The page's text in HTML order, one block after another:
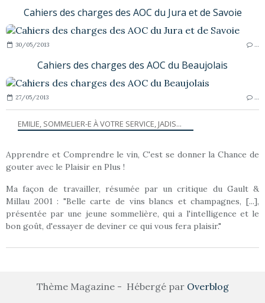
Cahiers des charges des AOC du Jura et de Savoie
30/05/2013
Cahiers des charges des AOC du Beaujolais
27/05/2013
EMILIE, SOMMELIER-E À VOTRE SERVICE, JADIS...
Apprendre et Comprendre le vin, C'est se donner la Chance de
gouter avec le Plaisir en Plus !
Ma façon de travailler, résumée par un critique du Gault &
Millau 2001 : "Belle carte de vins blancs et champagnes, [...],
présentée par une jeune sommelière, qui a l'intelligence et le
bon goût, d'essayer de deviner ce qui vous fera plaisir."
Thème Magazine - Hébergé par Overblog